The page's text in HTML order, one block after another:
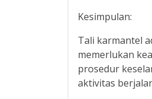
Kesimpulan:
Tali karmantel
memerlukan
prosedur
aktivitas